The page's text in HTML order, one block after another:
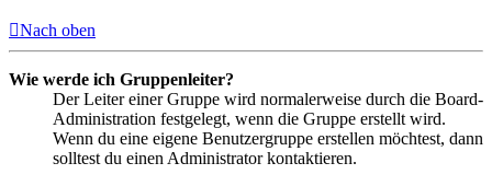
Nach oben
Wie werde ich Gruppenleiter?
Der Leiter einer Gruppe wird normalerweise durch die Board-
Administration festgelegt, wenn die Gruppe erstellt wird.
Wenn du eine eigene Benutzergruppe erstellen möchtest, dann
solltest du einen Administrator kontaktieren.